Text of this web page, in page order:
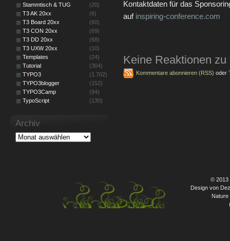
Kontaktdaten für das
auf inspiring-conference.com
Keine Reaktionen zu
Kommentare abonnieren (RSS) oder
Stammtisch & TUG
(20)
T3 AK 20xx
(6)
T3 Board 20xx
(60)
T3 CON 20xx
(69)
T3 DD 20xx
(68)
T3 UXW 20xx
(10)
Templates
(24)
Tutorial
(304)
TYPO3
(1.702)
TYPO3blogger
(152)
TYPO3Camp
(94)
TypoScript
(130)
Archiv
© 2013
Design von
Nature